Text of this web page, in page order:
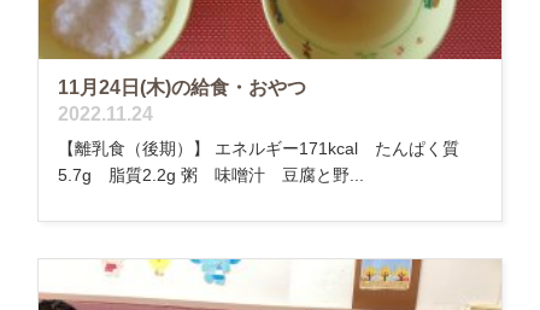
11月24日(木)の給食・おやつ
2022.11.24
【離乳食（後期）】 エネルギー171kcal たんぱく質
5.7g 脂質2.2g 粥 味噌汁 豆腐と野...